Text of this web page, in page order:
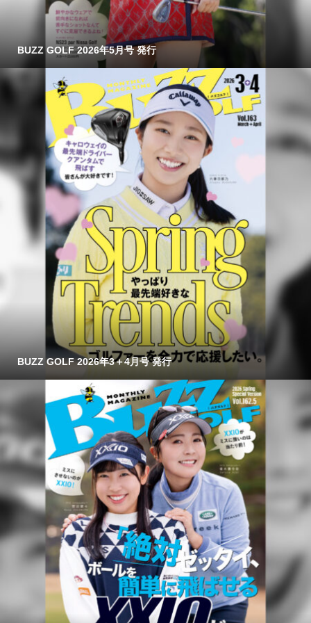
BUZZ GOLF 2026年5月号 発行
BUZZ GOLF 2026年3＋4月号 発行